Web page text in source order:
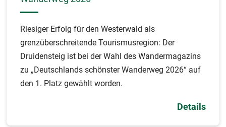
Riesiger Erfolg für den Westerwald als
grenzüberschreitende Tourismusregion: Der
Druidensteig ist bei der Wahl des Wandermagazins
zu „Deutschlands schönster Wanderweg 2026“ auf
den 1. Platz gewählt worden.
Details